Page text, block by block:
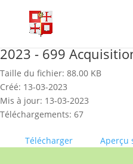
content
2023 - 699
Taille du fichier: 88.00 KB
Créé: 13-03-2023
Mis à jour: 13-03-2023
Téléchargements: 67
Télécharger Aperçu